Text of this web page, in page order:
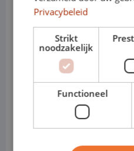
DéclarationDéclaration de
Privacybeleid
Strikt
noodzakelijk
Functioneel